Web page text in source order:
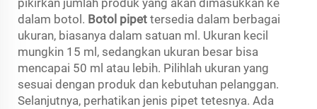
pikirkan jumlah produk yang akan dimasukkan ke
dalam botol. Botol pipet tersedia dalam berbagai
ukuran, biasanya dalam satuan ml. Ukuran kecil
mungkin 15 ml, sedangkan ukuran besar bisa
mencapai 50 ml atau lebih. Pilihlah ukuran yang
sesuai dengan produk dan kebutuhan pelanggan.
Selanjutnya, perhatikan jenis pipet tetesnya. Ada